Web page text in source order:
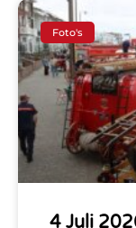
Foto's
4 Juli